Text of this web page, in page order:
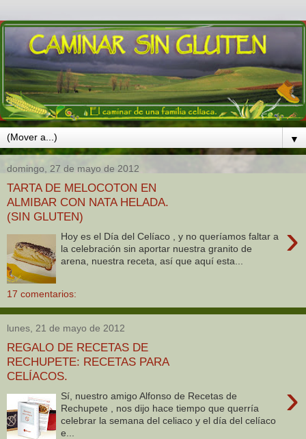
▼
domingo, 27 de mayo de 2012
TARTA DE MELOCOTON EN
ALMIBAR CON NATA HELADA.
(SIN GLUTEN)
›
Hoy es el Día del Celíaco , y no queríamos faltar a
la celebración sin aportar nuestra granito de
arena, nuestra receta, así que aquí esta...
17 comentarios:
lunes, 21 de mayo de 2012
REGALO DE RECETAS DE
RECHUPETE: RECETAS PARA
CELÍACOS.
›
Sí, nuestro amigo Alfonso de Recetas de
Rechupete , nos dijo hace tiempo que querría
celebrar la semana del celiaco y el día del celíaco
e...